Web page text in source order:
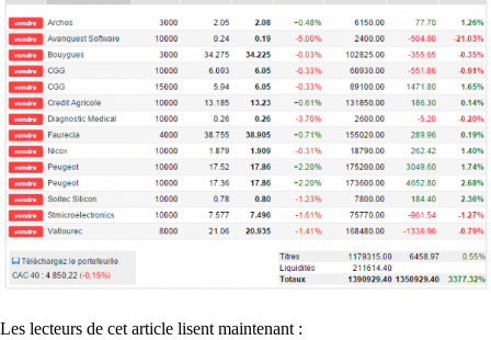
Les lecteurs de cet article lisent maintenant :